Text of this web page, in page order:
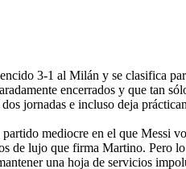
3-1 al Milán y se clasifica
encerrados y que tan
jornadas e incluso deja
mediocre en el que Messi
de lujo que firma Martino. Pero
una hoja de servicios